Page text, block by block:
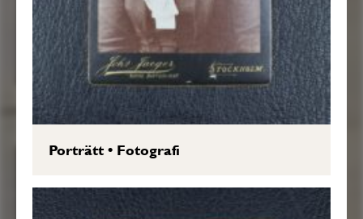
Porträtt• Fotografi